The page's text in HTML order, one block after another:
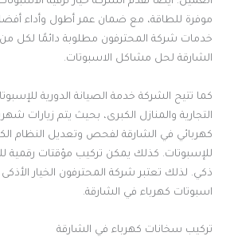
موفرة للطاقة، مع ضمان عمر أطول وأداء
خدمات شركة المحترفون مطلوبة دائمًا لكل
الشارقة لحل مشاكل الاسبوتات.
كما تتيح الشركة خدمة الصيانة الدورية
التجارية والمنازل الكبرى، بحيث يتم زيارات
كهربائي في الشارقة لفحص وتعديل النظام
للإسبوتات. كذلك يمكن تركيب مؤقتات رقمية
ذكي. لذلك تعتبر شركة المحترفون الخيار
اسبوتات كهرباء في الشارقة.
تركيب سخانات كهرباء في الشارقة